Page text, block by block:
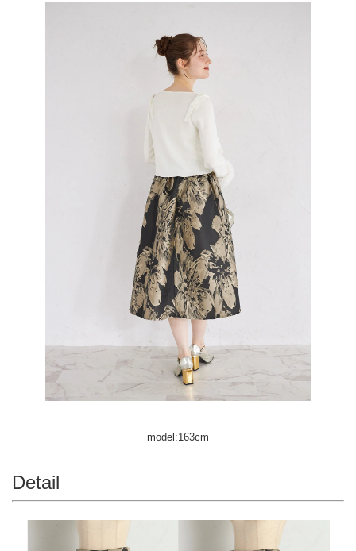
model:163cm
Detail